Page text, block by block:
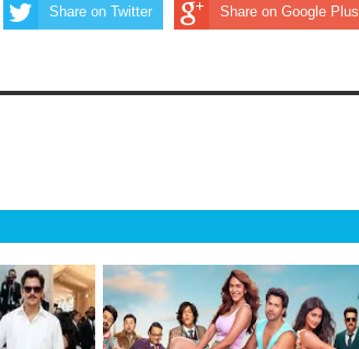
Share on Twitter Share on Google Plus